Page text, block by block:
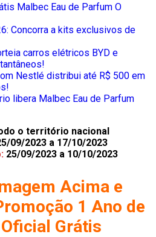
Malbec Eau de Parfum O
Concorra a kits exclusivos de
carros elétricos BYD e
Nestlé distribui até R$ 500 em
libera Malbec Eau de Parfum
o território nacional
09/2023 a 17/10/2023
25/09/2023 a 10/10/2023
Acima e
1 Ano de
Grátis